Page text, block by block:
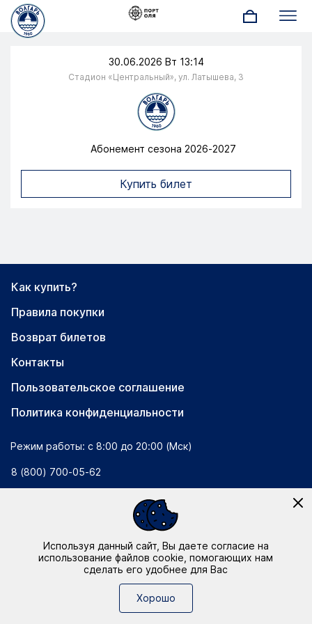
Меню
30.06.2026 Вт 13:14
Стадион «Центральный», ул. Латышева, 3
Абонемент сезона 2026-2027
Купить билет
Как купить?
Правила покупки
Возврат билетов
Контакты
Пользовательское соглашение
Политика конфиденциальности
Режим работы: с 8:00 до 20:00 (Мск)
8 (800) 700-05-62
Инфоматика
—Дизайн и разработка
Используя данный сайт, Вы даете согласие на
использование файлов cookie, помогающих нам
сделать его удобнее для Вас
Хорошо